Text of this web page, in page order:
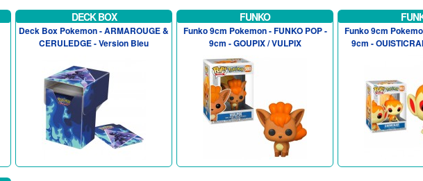
DECK BOX
Deck Box Pokemon - ARMAROUGE &
CERULEDGE - Version Bleu
FUNKO
Funko 9cm Pokemon - FUNKO POP -
9cm - GOUPIX / VULPIX
Funko 9cm
9cm -